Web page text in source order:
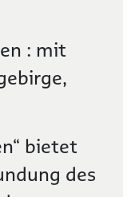
: mit
bietet
des